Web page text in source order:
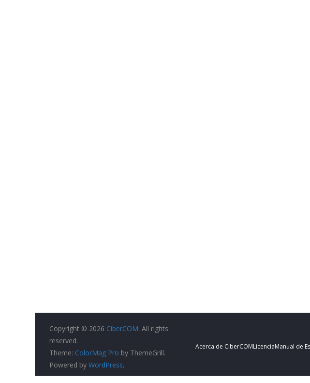
Acerca de CiberCOMLicenciaManual de
Copyright © 2026 CiberCOM. All rights
reserved.
Theme: ColorMag Pro by ThemeGrill.
Powered by WordPress.